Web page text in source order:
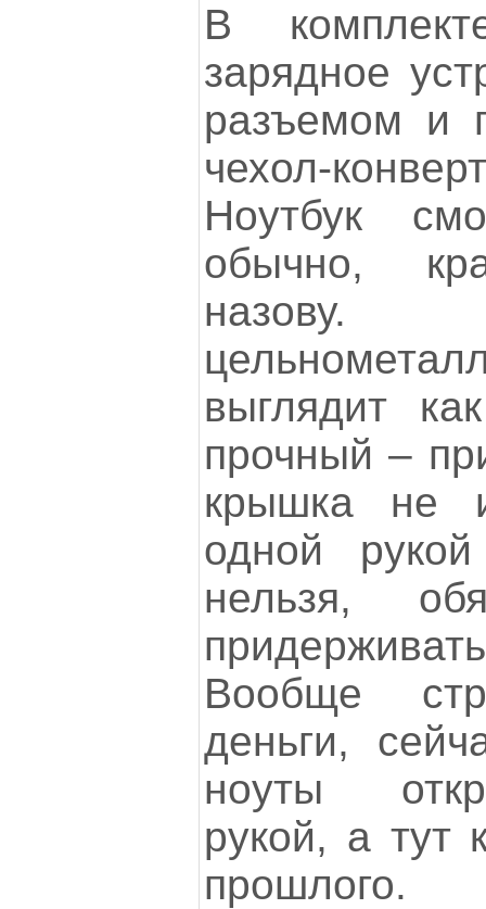
В
зарядное
разъемом и
чехол-
Ноутбук
обычно,
выглядит
прочный –
крышка не
одной
нельзя,
Вообще
деньги,
ноуты
рукой, а тут
прошлого.